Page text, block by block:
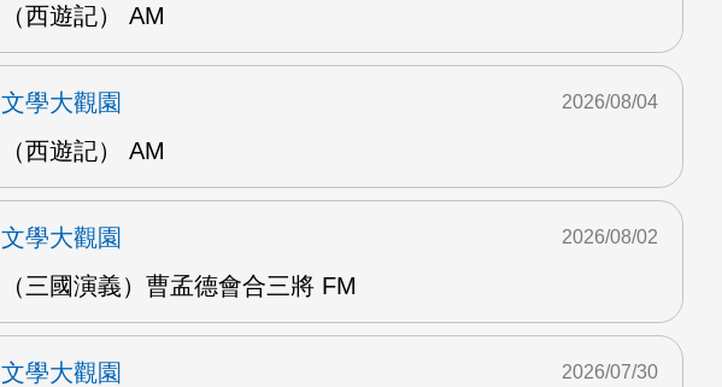
（西遊記） AM
文學大觀園
（西遊記） AM
2026/08/04
文學大觀園
（三國演義）曹孟德會合三將 FM
2026/08/02
文學大觀園
2026/07/30